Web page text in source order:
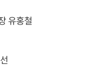
유홍철